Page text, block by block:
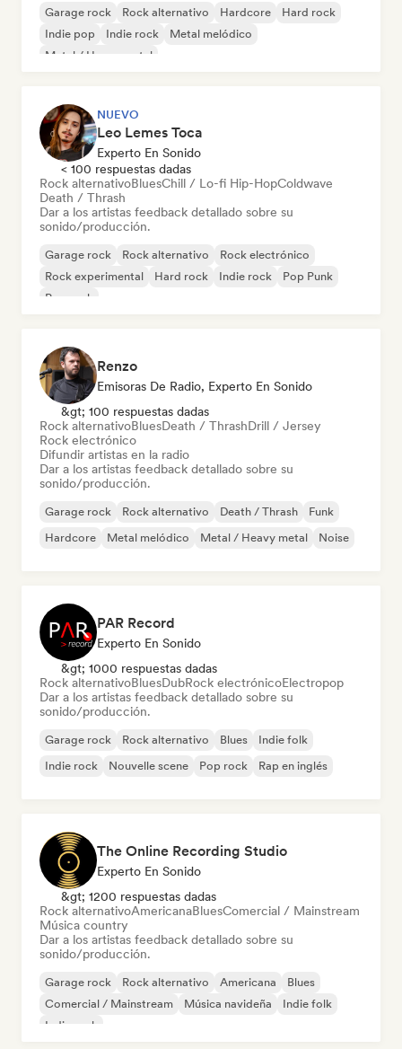
Garage rock Rock alternativo Hardcore
Hard rock
Indie pop
Indie rock
Metal melódico
Metal / Heavy metal
NUEVO
Leo Lemes Toca
Experto En Sonido
< 100 respuestas dadas
Rock alternativoBluesChill / Lo-fi Hip-HopColdwave
Death / Thrash
Dar a los artistas feedback detallado sobre su
sonido/producción.
Garage rock Rock alternativo
Rock electrónico
Rock experimental
Hard rock Indie rock
Pop Punk
Pop rock
Renzo
Emisoras De Radio, Experto En Sonido
&gt; 100 respuestas dadas
Rock alternativoBluesDeath / ThrashDrill / Jersey
Rock electrónico
Difundir artistas en la radio
Dar a los artistas feedback detallado sobre su
sonido/producción.
Garage rock Rock alternativo Death / Thrash
Funk
Hardcore
Metal melódico Metal / Heavy metal Noise
PAR Record
Experto En Sonido
&gt; 1000 respuestas dadas
Rock alternativoBluesDubRock electrónicoElectropop
Dar a los artistas feedback detallado sobre su
sonido/producción.
Garage rock Rock alternativo Blues
Indie folk
Indie rock
Nouvelle scene Pop rock Rap en inglés
The Online Recording Studio
Experto En Sonido
&gt; 1200 respuestas dadas
Rock alternativoAmericanaBluesComercial / Mainstream
Música country
Dar a los artistas feedback detallado sobre su
sonido/producción.
Garage rock Rock alternativo Americana
Blues
Comercial / Mainstream
Música navideña
Indie folk
Indie rock